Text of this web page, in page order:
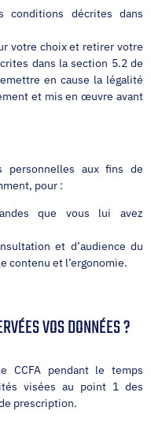
conditions décrites dans
votre choix et retirer votre
dans la section 5.2 de
en cause la légalité
et mis en œuvre avant
personnelles aux fins de
pour :
que vous lui avez
et d’audience du
contenu et l’ergonomie.
VOS DONNÉES ?
CCFA pendant le temps
visées au point 1 des
prescription.